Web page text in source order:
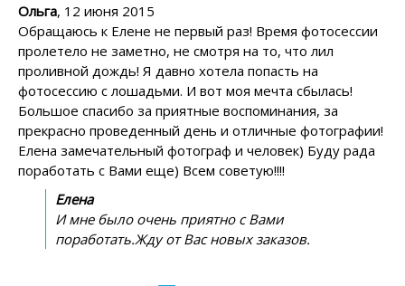
Ольга, 12 июня 2015
Обращаюсь к Елене не первый раз! Время фотосессии
пролетело не заметно, не смотря на то, что лил
проливной дождь! Я давно хотела попасть на
фотосессию с лошадьми. И вот моя мечта сбылась!
Большое спасибо за приятные воспоминания, за
прекрасно проведенный день и отличные фотографии!
Елена замечательный фотограф и человек) Буду рада
поработать с Вами еще) Всем советую!!!!
Елена
И мне было очень приятно с Вами
поработать.Жду от Вас новых заказов.